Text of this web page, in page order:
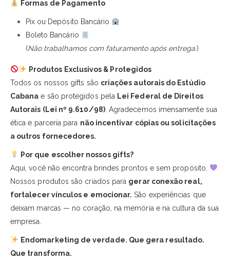
Formas de Pagamento
Pix ou Depósito Bancário
Boleto Bancário
(Não trabalhamos com faturamento após entrega.)
Produtos Exclusivos & Protegidos
Todos os nossos gifts são criações autorais do Estúdio
Cabana e são protegidos pela Lei Federal de Direitos
Autorais (Lei nº 9.610/98). Agradecemos imensamente sua
ética e parceria para não incentivar cópias ou solicitações
a outros fornecedores.
Por que escolher nossos gifts?
Aqui, você não encontra brindes prontos e sem propósito.
Nossos produtos são criados para gerar conexão real,
fortalecer vínculos e emocionar. São experiências que
deixam marcas — no coração, na memória e na cultura da sua
empresa.
Endomarketing de verdade. Que gera resultado.
Que transforma.